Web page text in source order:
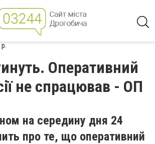
Оперативний
не спрацював - ОП
на середину дня 24
про те, що оперативний